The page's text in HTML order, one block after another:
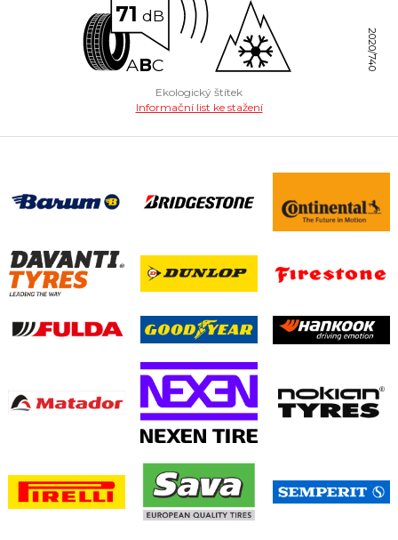
71 dB
ABC 2020/740
Ekologický štítek
Informační list ke stažení